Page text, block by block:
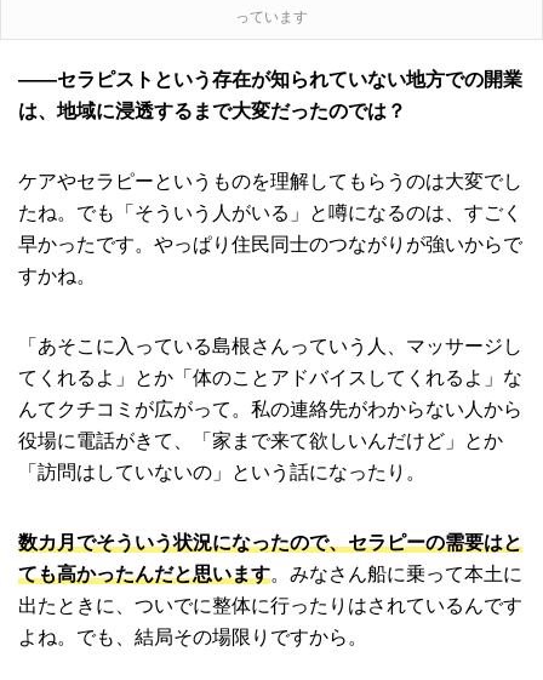
っています
――セラピストという存在が知られていない地方での開業
は、地域に浸透するまで大変だったのでは？
ケアやセラピーというものを理解してもらうのは大変でし
たね。でも「そういう人がいる」と噂になるのは、すごく
早かったです。やっぱり住民同士のつながりが強いからで
すかね。
「あそこに入っている島根さんっていう人、マッサージし
てくれるよ」とか「体のことアドバイスしてくれるよ」な
んてクチコミが広がって。私の連絡先がわからない人から
役場に電話がきて、「家まで来て欲しいんだけど」とか
「訪問はしていないの」という話になったり。
数カ月でそういう状況になったので、セラピーの需要はと
ても高かったんだと思います。みなさん船に乗って本土に
出たときに、ついでに整体に行ったりはされているんです
よね。でも、結局その場限りですから。